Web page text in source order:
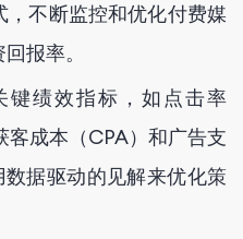
不断监控和优化付费媒
报率。
键绩效指标，如点击率
客成本（CPA）和广告支
据驱动的见解来优化策